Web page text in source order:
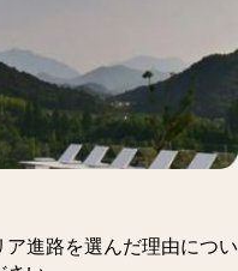
進路を選んだ理由につい